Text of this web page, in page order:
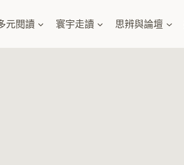
元閱讀 寰宇走讀 思辨與論壇